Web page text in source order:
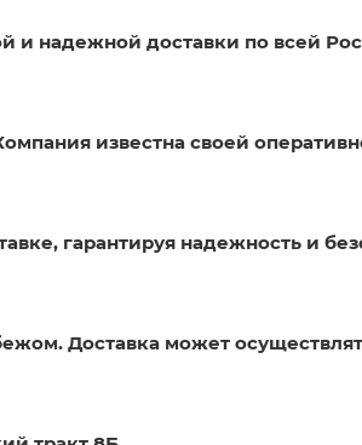
и надежной доставки по всей
известна своей
гарантируя надежность и
Доставка может